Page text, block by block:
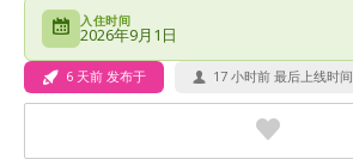
入住时间
2026年9月1日
6 天前 发布于 17 小时前 最后上线时间